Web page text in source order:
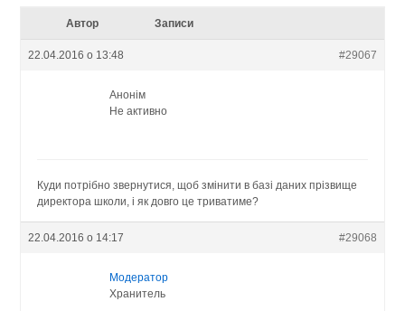
Автор Записи
22.04.2016 о 13:48 #29067
Анонім
Не активно
Куди потрібно звернутися, щоб змінити в базі даних прізвище
директора школи, і як довго це триватиме?
22.04.2016 о 14:17 #29068
Модератор
Хранитель